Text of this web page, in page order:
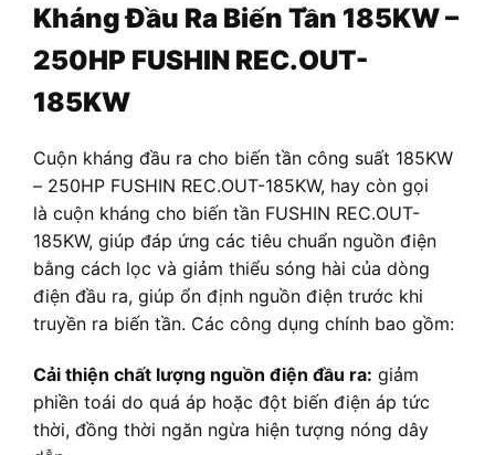
Kháng Đầu Ra Biến Tần 185KW –
250HP FUSHIN REC.OUT-
185KW
Cuộn kháng đầu ra cho biến tần công suất 185KW
– 250HP FUSHIN REC.OUT-185KW, hay còn gọi
là cuộn kháng cho biến tần FUSHIN REC.OUT-
185KW, giúp đáp ứng các tiêu chuẩn nguồn điện
bằng cách lọc và giảm thiểu sóng hài của dòng
điện đầu ra, giúp ổn định nguồn điện trước khi
truyền ra biến tần. Các công dụng chính bao gồm:
Cải thiện chất lượng nguồn điện đầu ra: giảm
phiền toái do quá áp hoặc đột biến điện áp tức
thời, đồng thời ngăn ngừa hiện tượng nóng dây